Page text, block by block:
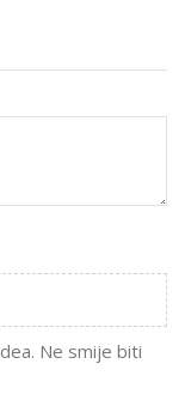
Ne smije biti